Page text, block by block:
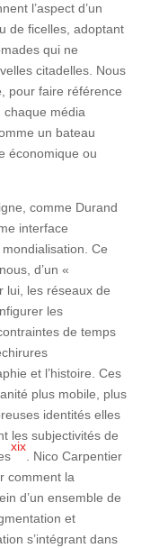
l’aspect d’un
de ficelles, adoptant
qui ne
citadelles. Nous
pour faire référence
chaque média
un bateau
économique ou
comme Durand
interface
Ce
d’un «
lui, les réseaux de
les
de temps
et l’histoire. Ces
plus mobile, plus
identités elles
les subjectivités de
xix
. Nico Carpentier
comment la
d’un ensemble de
et
s’intégrant dans